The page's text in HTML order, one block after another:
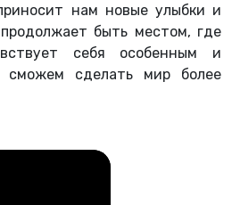
нам новые улыбки и
быть местом, где
себя особенным и
сделать мир более